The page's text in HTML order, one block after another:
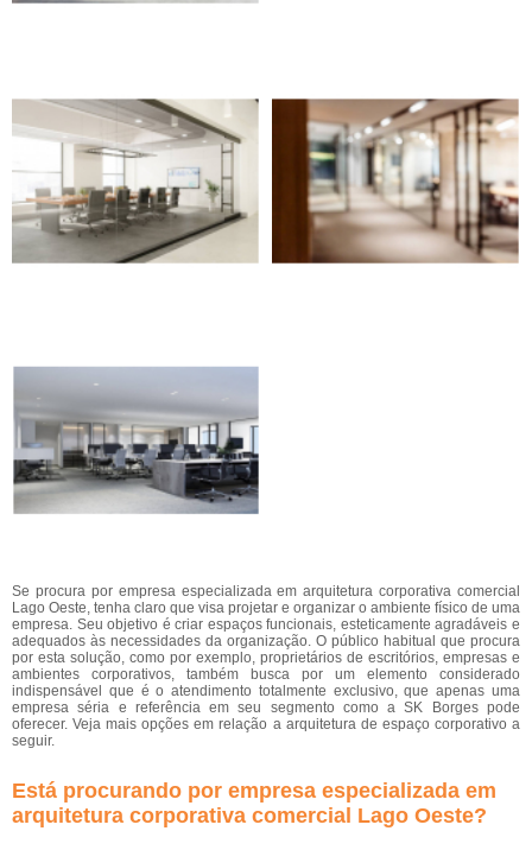
Se procura por empresa especializada em arquitetura corporativa comercial
Lago Oeste, tenha claro que visa projetar e organizar o ambiente físico de uma
empresa. Seu objetivo é criar espaços funcionais, esteticamente agradáveis e
adequados às necessidades da organização. O público habitual que procura
por esta solução, como por exemplo, proprietários de escritórios, empresas e
ambientes corporativos, também busca por um elemento considerado
indispensável que é o atendimento totalmente exclusivo, que apenas uma
empresa séria e referência em seu segmento como a SK Borges pode
oferecer. Veja mais opções em relação a arquitetura de espaço corporativo a
seguir.
Está procurando por empresa especializada em
arquitetura corporativa comercial Lago Oeste?